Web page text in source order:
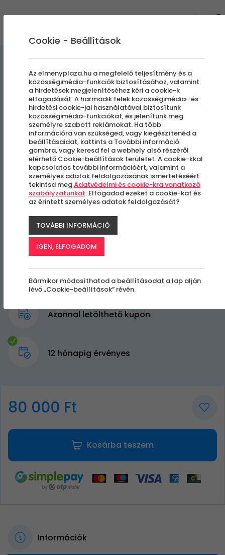
Akril élményfestés
Budapest, II. kerület
Azonnal letölthető kupon
12 hónapig érvényes
80 000 Ft
Kosárba teszem
Információk
Cookie - Beállítások
Az elmenyplaza.hu a megfelelő teljesítmény és a
közösségimédia-funkciók biztosításához, valamint
a hirdetések megjelenítéséhez kéri a cookie-k
elfogadását. A harmadik felek közösségimédia- és
hirdetési cookie-jai használatával biztosítunk
közösségimédia-funkciókat, és jelenítünk meg
személyre szabott reklámokat. Ha több
információra van szükséged, vagy kiegészítenéd a
beállításaidat, kattints a További információ
gombra, vagy keresd fel a webhely alsó részéről
elérhető Cookie-beállítások területet. A cookie-kkal
kapcsolatos további információért, valamint a
személyes adatok feldolgozásának ismertetéséért
tekintsd megAdatvédelmi és cookie-kra vonatkozó
szabályzatunkat. Elfogadod ezeket a cookie-kat és
az érintett személyes adatok feldolgozását?
TOVÁBBI INFORMÁCIÓ
IGEN, ELFOGADOM
Bármikor módosíthatod a beállításodat a lap alján
lévő „Cookie-beállítások” révén.